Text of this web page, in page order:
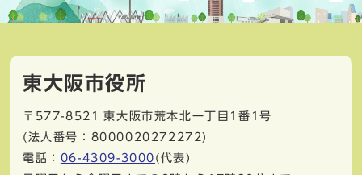
東大阪市役所
〒577-8521
東大阪市荒本北一丁目1番1号
(法人番号：8000020272272)
電話： 06-4309-3000 (代表)